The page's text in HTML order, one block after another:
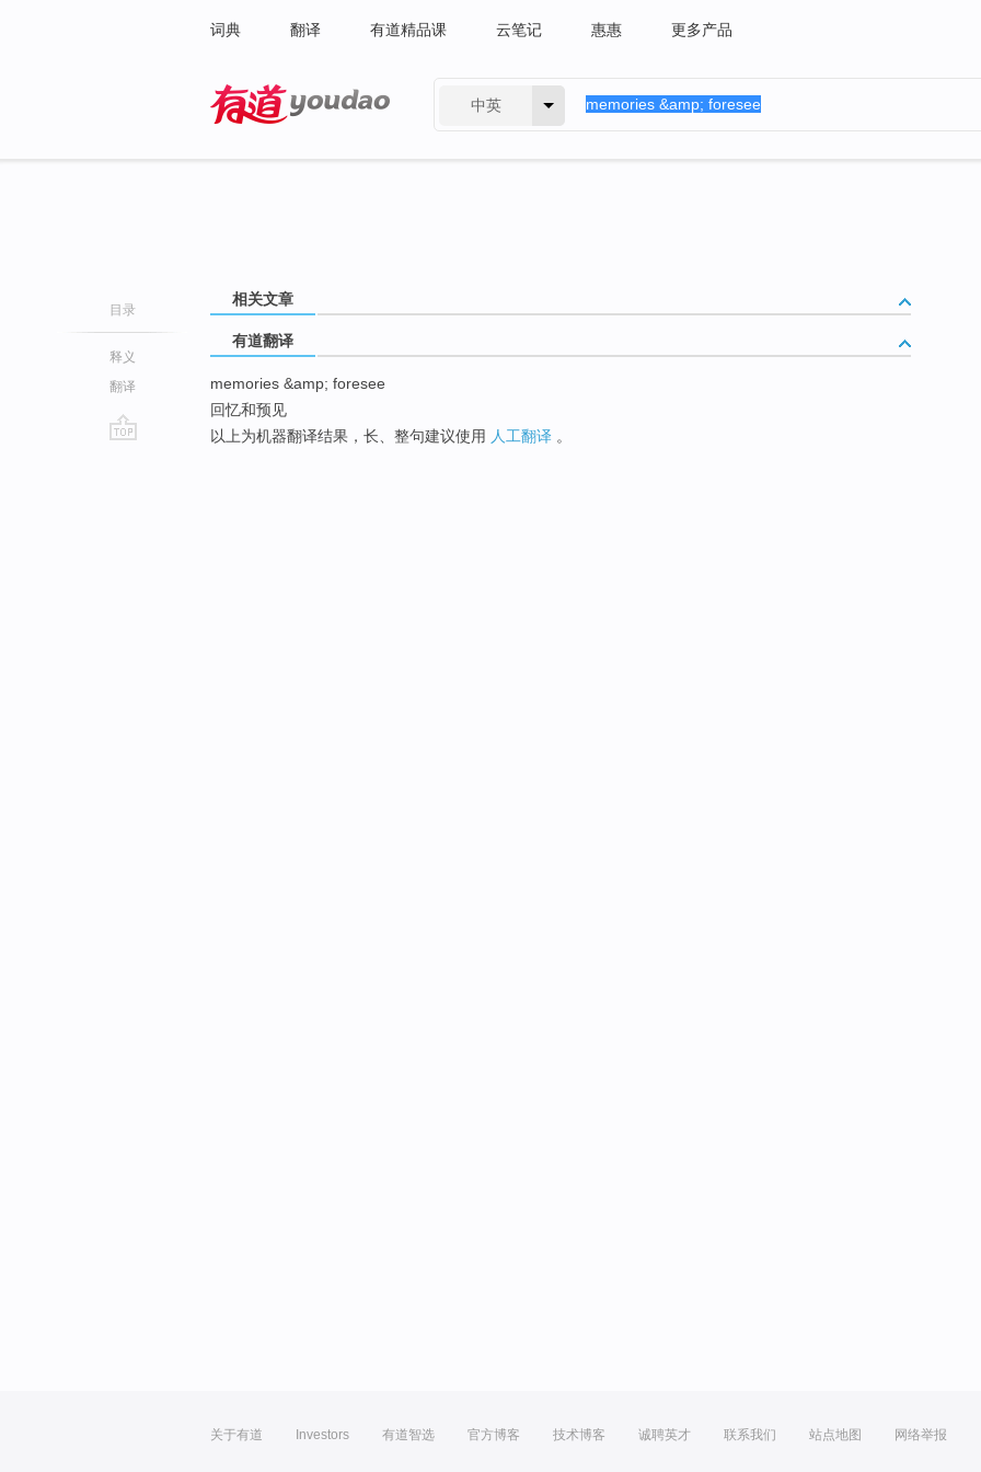
词典 翻译 有道精品课 云笔记 惠惠 更多产品
中英
目录
释义
翻译
相关文章
有道翻译
memories &amp; foresee
回忆和预见
以上为机器翻译结果，长、整句建议使用 人工翻译 。
关于有道 Investors 有道智选 官方博客 技术博客 诚聘英才 联系我们 站点地图 网络举报